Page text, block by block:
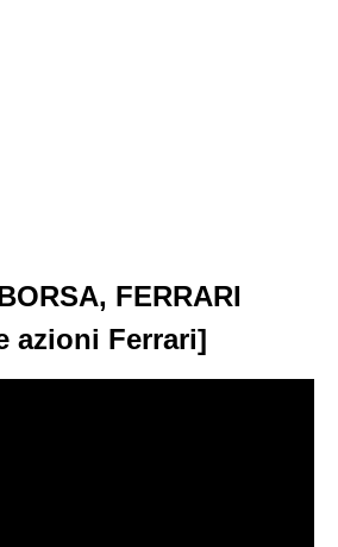
FERRARI
azioni Ferrari]